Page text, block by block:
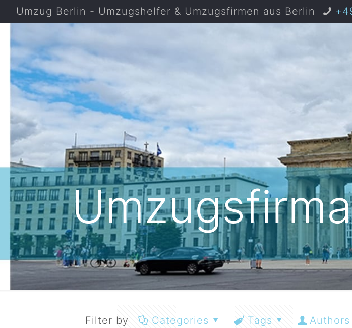
Umzug Berlin - Umzugshelfer & Umzugsfirmen aus Berlin
Filter by Categories Tags Authors